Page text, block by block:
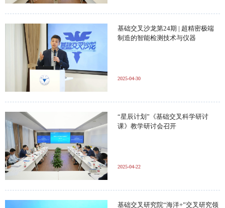
基础交叉沙龙第24期 | 超精密极端
制造的智能检测技术与仪器
2025-04-30
“星辰计划”《基础交叉科学研讨
课》教学研讨会召开
2025-04-22
基础交叉研究院“海洋+”交叉研究领